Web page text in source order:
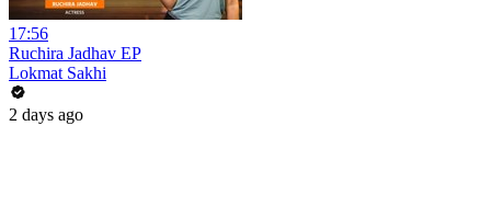
17:56
Ruchira Jadhav EP
Lokmat Sakhi
2 days ago